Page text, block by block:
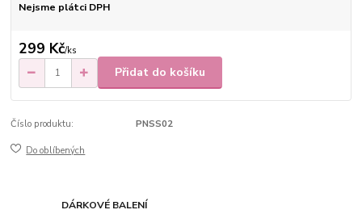
Nejsme plátci DPH
299 Kč/ks
Přidat do košíku
Číslo produktu: PNSS02
Do oblíbených
DÁRKOVÉ BALENÍ